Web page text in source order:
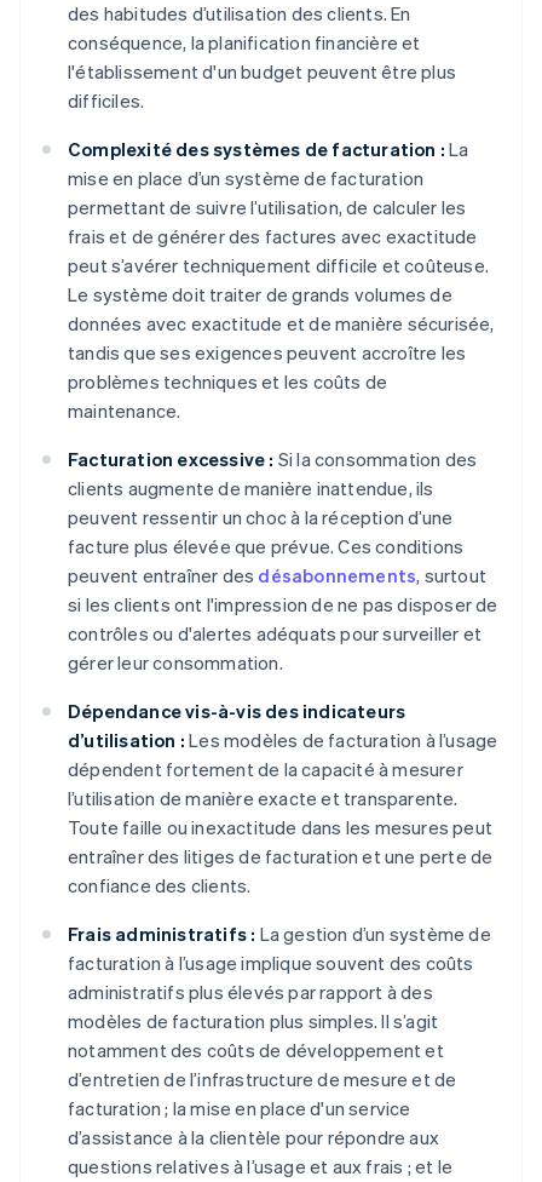
des habitudes d’utilisation des clients. En
conséquence, la planification financière et
l'établissement d'un budget peuvent être plus
difficiles.
Complexité des systèmes de facturation : La
mise en place d’un système de facturation
permettant de suivre l’utilisation, de calculer les
frais et de générer des factures avec exactitude
peut s’avérer techniquement difficile et coûteuse.
Le système doit traiter de grands volumes de
données avec exactitude et de manière sécurisée,
tandis que ses exigences peuvent accroître les
problèmes techniques et les coûts de
maintenance.
Facturation excessive : Si la consommation des
clients augmente de manière inattendue, ils
peuvent ressentir un choc à la réception d’une
facture plus élevée que prévue. Ces conditions
peuvent entraîner des désabonnements, surtout
si les clients ont l'impression de ne pas disposer de
contrôles ou d'alertes adéquats pour surveiller et
gérer leur consommation.
Dépendance vis-à-vis des indicateurs
d’utilisation : Les modèles de facturation à l’usage
dépendent fortement de la capacité à mesurer
l’utilisation de manière exacte et transparente.
Toute faille ou inexactitude dans les mesures peut
entraîner des litiges de facturation et une perte de
confiance des clients.
Frais administratifs : La gestion d’un système de
facturation à l’usage implique souvent des coûts
administratifs plus élevés par rapport à des
modèles de facturation plus simples. Il s’agit
notamment des coûts de développement et
d’entretien de l’infrastructure de mesure et de
facturation ; la mise en place d'un service
d’assistance à la clientèle pour répondre aux
questions relatives à l’usage et aux frais ; et le